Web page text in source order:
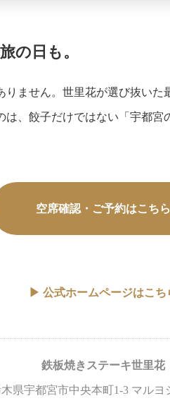
の日も。
りません。世里花が選び抜い
、餃子だけではない「宇都宮
空席確認・ご予約はこちら
▶ 公式ホームページはこち
鉄板焼きステーキ世里花
県宇都宮市中央本町1-3 マルヨ